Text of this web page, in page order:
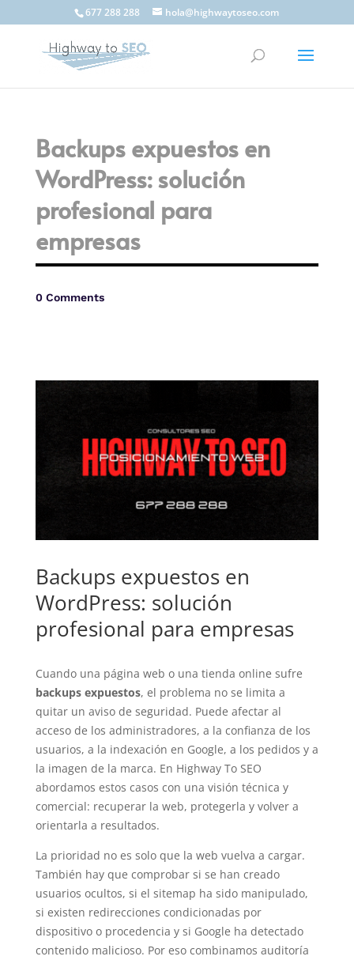
677 288 288 hola@highwaytoseo.com
Backups expuestos en
WordPress: solución
profesional para
empresas
0 Comments
Backups expuestos en
WordPress: solución
profesional para empresas
Cuando una página web o una tienda online sufre
backups expuestos, el problema no se limita a
quitar un aviso de seguridad. Puede afectar al
acceso de los administradores, a la confianza de los
usuarios, a la indexación en Google, a los pedidos y a
la imagen de la marca. En Highway To SEO
abordamos estos casos con una visión técnica y
comercial: recuperar la web, protegerla y volver a
orientarla a resultados.
La prioridad no es solo que la web vuelva a cargar.
También hay que comprobar si se han creado
usuarios ocultos, si el sitemap ha sido manipulado,
si existen redirecciones condicionadas por
dispositivo o procedencia y si Google ha detectado
contenido malicioso. Por eso combinamos auditoría